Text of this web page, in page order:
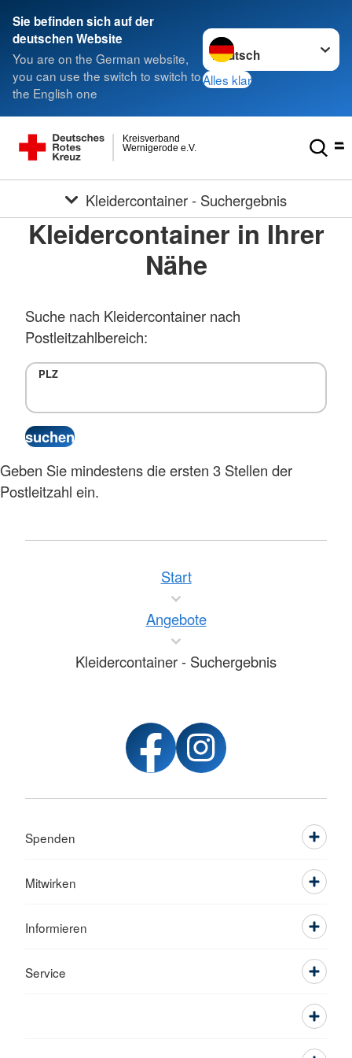
Sie befinden sich auf der
deutschen Website
You are on the German website,
you can use the switch to switch to
the English one
Sprache wechseln zu
Alles klar
Wernigerode e.V.
Kreisverband
Kleidercontainer - Suchergebnis
Kleidercontainer in Ihrer
Nähe
Suche nach Kleidercontainer nach
Postleitzahlbereich:
PLZ
Geben Sie mindestens die ersten 3 Stellen der
Postleitzahl ein.
Start
Angebote
Kleidercontainer - Suchergebnis
Spenden
Mitwirken
Informieren
Service